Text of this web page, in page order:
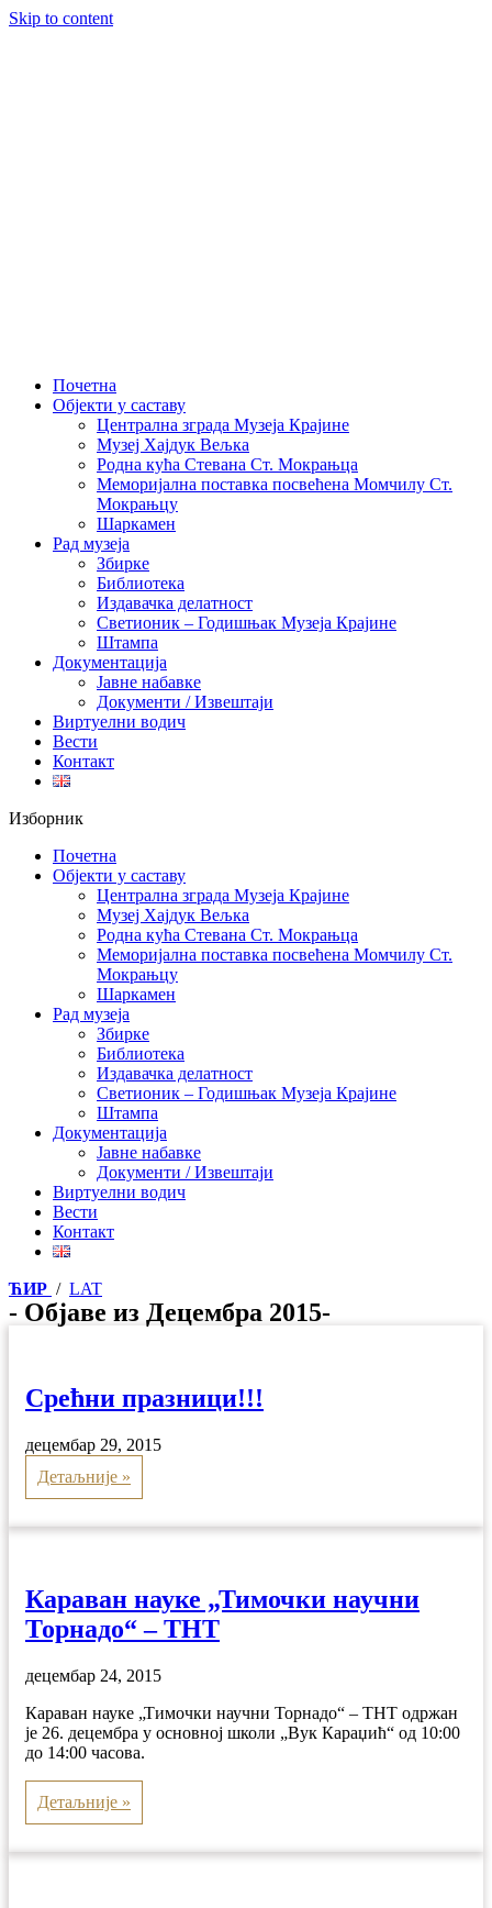
Skip to content
Почетна
Објекти у саставу
Централна зграда Музеја Крајине
Музеј Хајдук Вељка
Родна кућа Стевана Ст. Мокрањца
Меморијална поставка посвећена Момчилу Ст.
Мокрањцу
Шаркамен
Рад музеја
Збирке
Библиотека
Издавачка делатност
Светионик – Годишњак Музеја Крајине
Штампа
Документација
Јавне набавке
Документи / Извештаји
Виртуелни водич
Вести
Контакт
Изборник
Почетна
Објекти у саставу
Централна зграда Музеја Крајине
Музеј Хајдук Вељка
Родна кућа Стевана Ст. Мокрањца
Меморијална поставка посвећена Момчилу Ст.
Мокрањцу
Шаркамен
Рад музеја
Збирке
Библиотека
Издавачка делатност
Светионик – Годишњак Музеја Крајине
Штампа
Документација
Јавне набавке
Документи / Извештаји
Виртуелни водич
Вести
Контакт
ЋИР / LAT
- Објаве из Децембра 2015-
Срећни празници!!!
децембар 29, 2015
Детаљније »
Караван науке „Тимочки научни
Торнадо“ – ТНТ
децембар 24, 2015
Караван науке „Тимочки научни Торнадо“ – ТНТ одржан
је 26. децембра у основној школи „Вук Караџић“ од 10:00
до 14:00 часова.
Детаљније »